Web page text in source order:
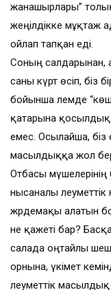
жанашырлары”
жеңілдікке мұқтаж
ойлап тапқан еді.
Соның салдарынан,
саны күрт өсіп, біз
бойынша әлемде
қатарына
емес. Осылайша, біз
масылдыққа жол
Отбасы
нысаналы
жәрдемақы алатын
не қажеті бар?
салада оңтайлы
орнына, үкімет
әлеуметтік масылдық